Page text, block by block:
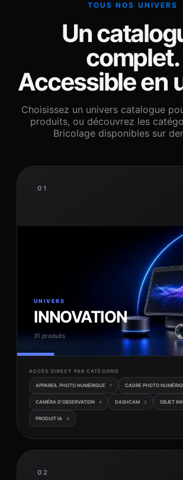
TOUS NOS UNIVERS
Un
complet.
Accessible en
Choisissez un univers catalogue
produits, ou découvrez les
Bricolage disponibles sur
01
UNIVERS
INNOVATION
31 produits
ACCÈS DIRECT PAR CATÉGORIE
APPAREIL PHOTO NUMÉRIQUE 7 CADRE PHOTO
CAMÉRA D'OBSERVATION 4 DASHCAM 3 OBJET
PRODUIT IA 4
02